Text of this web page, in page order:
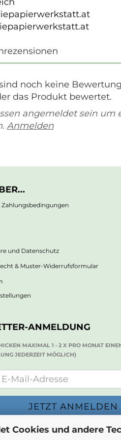
Cookies und andere
noch keine
das Produkt bewertet.
angemeldet sein um
Anmelden
Zahlungsbedingungen
und Datenschutz
& Muster-Widerrufsformular
ANMELDUNG
MAXIMAL 1 - 2 X PRO MONAT
JEDERZEIT MÖGLICH)